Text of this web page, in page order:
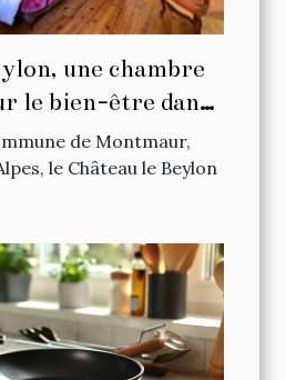
une chambre
le bien-être dans
de Montmaur,
le Château le Beylon